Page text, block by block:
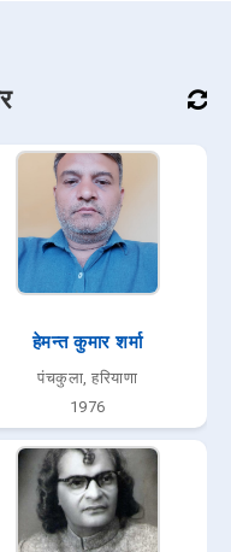
हेमन्त कुमार शर्मा
पंचकुला, हरियाणा
1976